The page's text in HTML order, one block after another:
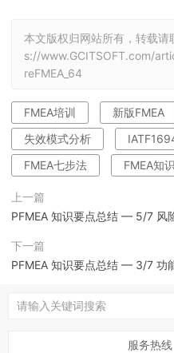
本文版权归网站所有，转载请
s://www.GCITSOFT.com/
reFMEA_64
FMEA培训
新版FMEA
失效模式分析
FMEA七步法
FMEA知
上一篇
PFMEA 知识要点总结 — 5/7 风
CoreFMEA
下一篇
PFMEA 知识要点总结 — 3/7 功
服务热线